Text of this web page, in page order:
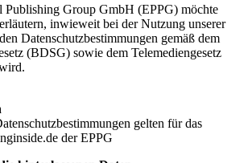
Publishing Group GmbH (EPPG) möchte
inwieweit bei der Nutzung unserer
Datenschutzbestimmungen gemäß dem
(BDSG) sowie dem Telemediengesetz
gelten für das
der EPPG